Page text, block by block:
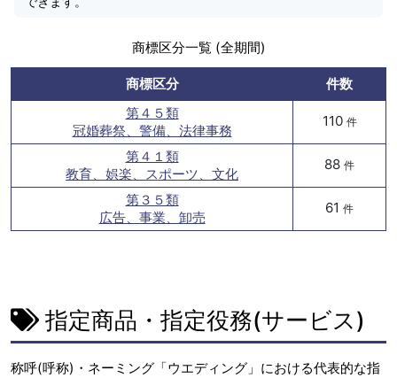
商標区分一覧 (全期間)
商標区分
件数
第４５類
冠婚葬祭、警備、法律事務
110 件
第４１類
教育、娯楽、スポーツ、文化
88 件
第３５類
広告、事業、卸売
61 件
指定商品・指定役務(サービス)
称呼(呼称)・ネーミング「ウエディング」における代表的な指